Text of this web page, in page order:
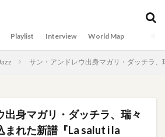
Playlist Interview World Map
サン・アンドレウ出身マガリ・ダッチラ
出身マガリ・ダッチラ、瑞々
まれた新譜『La salut i la